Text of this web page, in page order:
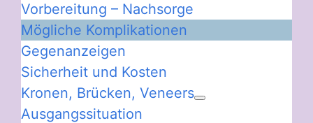
Vorbereitung – Nachsorge
Mögliche Komplikationen
Gegenanzeigen
Sicherheit und Kosten
Kronen, Brücken, Veneers
Ausgangssituation